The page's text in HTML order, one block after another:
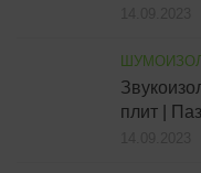
плит |